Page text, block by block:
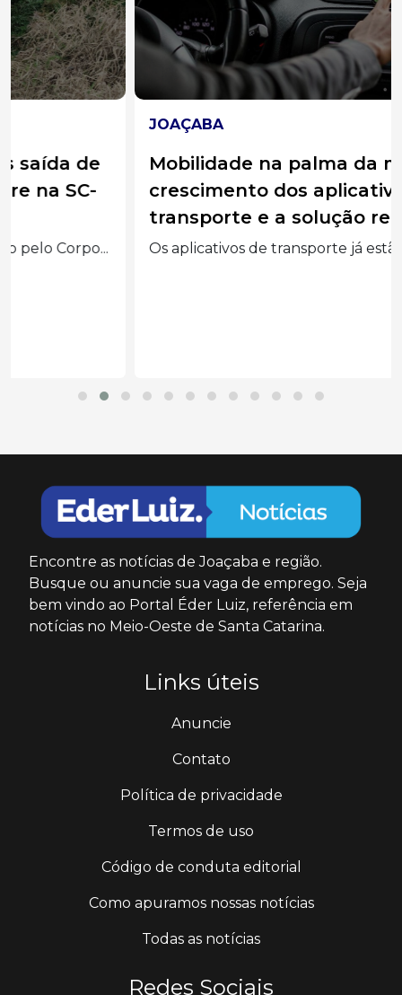
Mobilidade na palma da mão: o
crescimento dos aplicativos de
transporte e a solução regional
Os aplicativos de transporte já estão em 26% das...
Encontre as notícias de Joaçaba e região.
Busque ou anuncie sua vaga de emprego. Seja
bem vindo ao Portal Éder Luiz, referência em
notícias no Meio-Oeste de Santa Catarina.
Links úteis
Anuncie
Contato
Política de privacidade
Termos de uso
Código de conduta editorial
Como apuramos nossas notícias
Todas as notícias
Redes Sociais